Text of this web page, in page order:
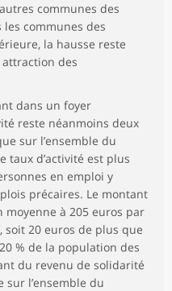
communes des
les communes des
la hausse reste
des
dans un foyer
reste néanmoins deux
sur l’ensemble du
taux d’activité est plus
en emploi y
précaires. Le montant
moyenne à 205 euros par
soit 20 euros de plus que
% de la population des
du revenu de solidarité
l’ensemble du